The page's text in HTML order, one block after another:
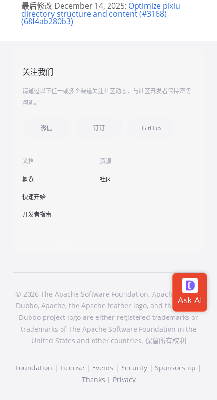
最后修改 December 14, 2025: Optimize pixiu
directory structure and content (#3168)
(68f4ab280b3)
关注我们
请通过以下任一或多个渠道关注社区动态，与社区开发者保持密切
沟通。
微信 钉钉 GitHub
文档
概览
快速开始
开发者指南
资源
社区
© 2026 The Apache Software Foundation. Apache Dubbo,
Dubbo, Apache, the Apache feather logo, and the Apache
Dubbo project logo are either registered trademarks or
trademarks of The Apache Software Foundation in the
United States and other countries. 保留所有权利
Foundation | License | Events | Security | Sponsorship |
Thanks | Privacy